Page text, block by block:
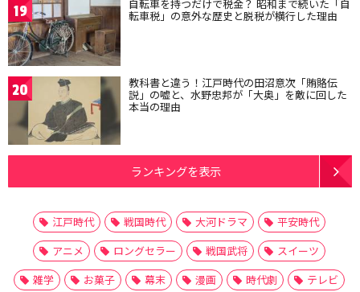
19 自転車を持つだけで税金？ 昭和まで続いた「自
転車税」の意外な歴史と脱税が横行した理由
20 教科書と違う！江戸時代の田沼意次「賄賂伝
説」の嘘と、水野忠邦が「大奥」を敵に回した
本当の理由
ランキングを表示
江戸時代 戦国時代 大河ドラマ
平安時代
アニメ
ロングセラー 戦国武将
スイーツ
雑学
お菓子 幕末 漫画 時代劇
テレビ